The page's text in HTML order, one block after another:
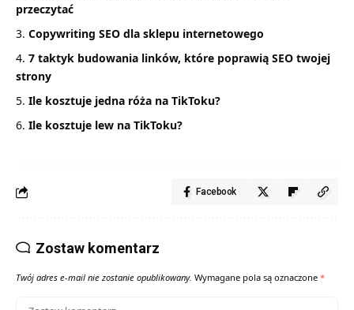
przeczytać
Copywriting SEO dla sklepu internetowego
7 taktyk budowania linków, które poprawią SEO twojej
strony
Ile kosztuje jedna róża na TikToku?
Ile kosztuje lew na TikToku?
Facebook
Zostaw komentarz
Twój adres e-mail nie zostanie opublikowany. Wymagane pola są oznaczone *